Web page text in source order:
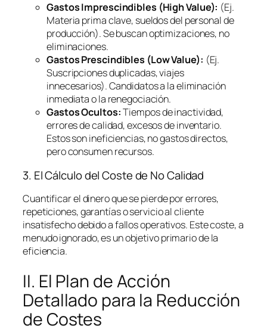
Gastos Imprescindibles (High Value): (Ej.
Materia prima clave, sueldos del personal de
producción). Se buscan optimizaciones, no
eliminaciones.
Gastos Prescindibles (Low Value): (Ej.
Suscripciones duplicadas, viajes
innecesarios). Candidatos a la eliminación
inmediata o la renegociación.
Gastos Ocultos:Tiempos de inactividad,
errores de calidad, excesos de inventario.
Estos son ineficiencias, no gastos directos,
pero consumen recursos.
3. El Cálculo del Coste de No Calidad
Cuantificar el dinero que se pierde por errores,
repeticiones, garantías o servicio al cliente
insatisfecho debido a fallos operativos. Este coste, a
menudo ignorado, es un objetivo primario de la
eficiencia.
II. El Plan de Acción
Detallado para la Reducción
de Costes